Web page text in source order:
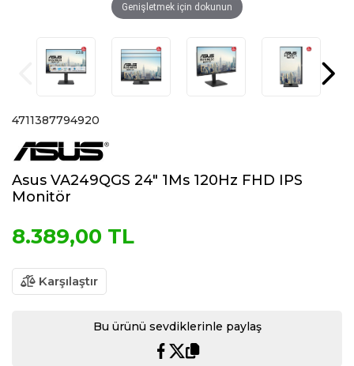
Genişletmek için dokunun
4711387794920
Asus VA249QGS 24" 1Ms 120Hz FHD IPS
Monitör
8.389,00 TL
Karşılaştır
Bu ürünü sevdiklerinle paylaş